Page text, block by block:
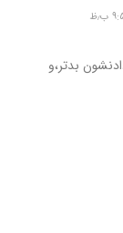
بدتر،و